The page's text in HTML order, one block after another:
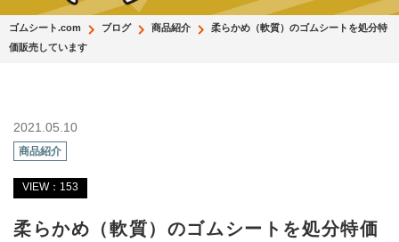
ゴムシート.com ブログ 商品紹介
柔らかめ（軟質）のゴムシートを処分特
価販売しています
2021.05.10
商品紹介
VIEW：153
柔らかめ（軟質）のゴムシートを処分特価